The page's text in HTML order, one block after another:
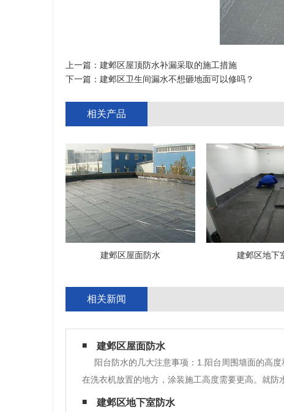
上一篇： 建邺区屋顶防水补漏采取的施工措施
下一篇： 建邺区卫生间漏水不想砸地面可以修吗？
相关产品
建邺区屋面防水 建邺区地下
相关新闻
建邺区屋面防水
阳台防水的几大注意事项：1.阳台周围墙面的高
在洗衣机放置的地方，涂装施工高度需要更高。就防
阳台地面。开放式阳台防水，须将地面设计到一定
建邺区地下室防水